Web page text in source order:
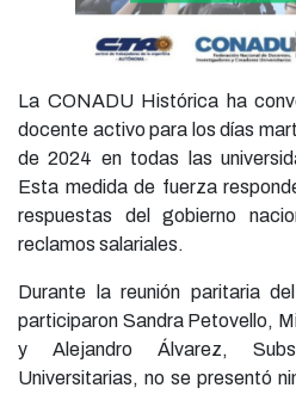
La CONADU Histórica ha
docente activo para los días
de 2024 en todas las
Esta medida de fuerza
respuestas del gobierno
reclamos salariales.
Durante la reunión paritaria
participaron Sandra Petovello,
y Alejandro Álvarez,
Universitarias, no se presentó